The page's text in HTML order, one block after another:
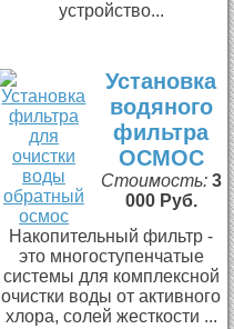
устройство...
Установка
водяного
фильтра
ОСМОС
Стоимость: 3
000 Руб.
Накопительный фильтр -
это многоступенчатые
системы для комплексной
очистки воды от активного
хлора, солей жесткости ...